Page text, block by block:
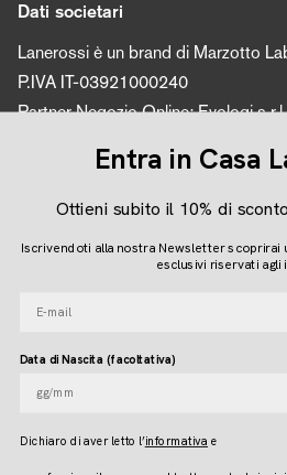
Dati societari
Lanerossi è un brand di Marzotto
P.IVA IT-03921000240
Partner Negozio Online: Evologi s.r.l.
Seguici
Lingua
Entra in Casa
Ottieni subito il 10% di
Iscrivendoti alla nostra Newsletter scoprirai
esclusivi riservati agli
Data di Nascita (facoltativa)
Dichiaro di aver letto l’informativa e